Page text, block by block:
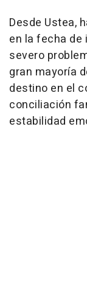
Desde Ustea,
en la fecha de
severo
gran mayoría
destino en el
conciliación
estabilidad